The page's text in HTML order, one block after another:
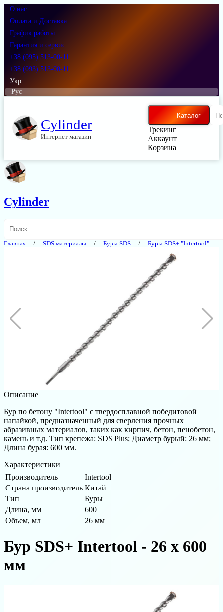
О нас
Оплата и Доставка
График работы
Гарантия и сервис
+38 (095) 513-00-11
+38 (093) 513-00-11
Укр
Рус
Cylinder
Интернет магазин
Каталог
Трекинг
Аккаунт
Корзина
Cylinder
Главная SDS материалы Буры SDS Буры SDS+ "Intertool"
Описание
Бур по бетону "Intertool" с твердосплавной победитовой
напайкой, предназначенный для сверления прочных
абразивных материалов, таких как кирпич, бетон, пенобетон,
камень и т.д. Тип крепежа: SDS Plus; Диаметр бурый: 26 мм;
Длина бурая: 600 мм.
Характеристики
Производитель
Intertool
Страна производитель Китай
Тип
Буры
Длина, мм
600
Объем, мл
26 мм
Бур SDS+ Intertool - 26 х 600
мм